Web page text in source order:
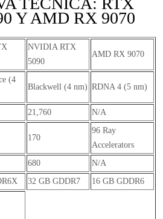
Y AMD RX 9070
NVIDIA RTX
5090
AMD RX 9070
(4
Blackwell (4 nm) RDNA 4 (5 nm)
21,760 N/A
170
96 Ray
Accelerators
680
N/A
32 GB GDDR7
16 GB GDDR6